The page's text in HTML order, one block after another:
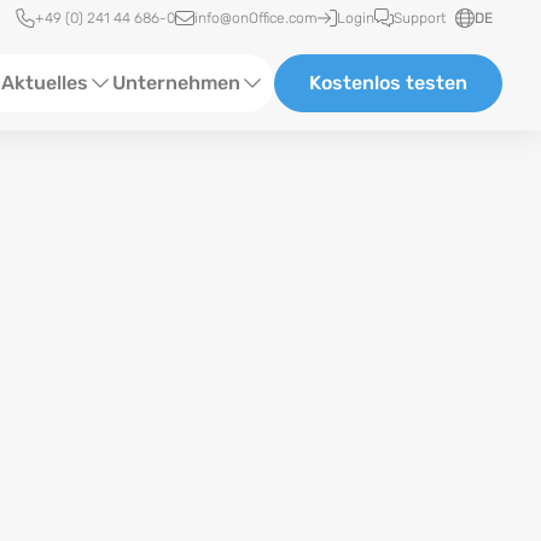
Schnellzugriff
+49 (0) 241 44 686-0 info@onOffice.com Login Support DE
Aktuelles Unternehmen Kostenlos testen